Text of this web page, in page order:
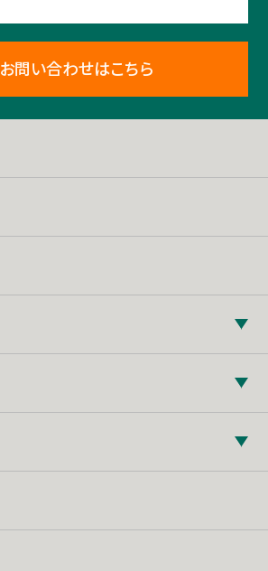
お問い合わせはこちら